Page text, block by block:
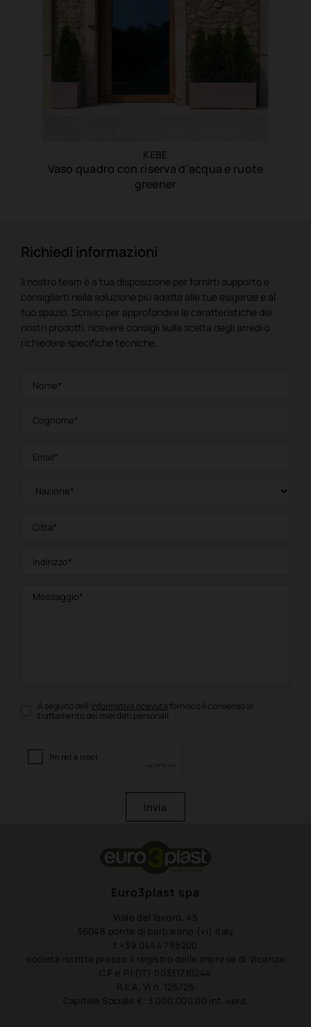
KEBE
Vaso quadro con riserva d'acqua e ruote
greener
Richiedi informazioni
Il nostro team è a tua disposizione per fornirti supporto e
consigliarti nella soluzione più adatta alle tue esigenze e al
tuo spazio. Scrivici per approfondire le caratteristiche dei
nostri prodotti, ricevere consigli sulla scelta degli arredi o
richiedere specifiche tecniche.
A seguito dell’informativa ricevuta fornisco il consenso al
trattamento dei miei dati personali
Invia
Euro3plast spa
Viale del lavoro, 45
36048 ponte di barbarano (vi) italy
t +39 0444 788200
società iscritta presso il registro delle imprese di Vicenza
C.F e P.I (IT) 00331710244
R.E.A. Vi n. 125725
Capitale Sociale €: 3.000.000,00 int. vers.